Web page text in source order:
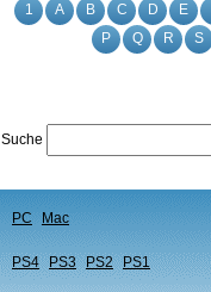
1 A B C D E
P
Q R S
Suche
PC Mac
PS4 PS3 PS2 PS1